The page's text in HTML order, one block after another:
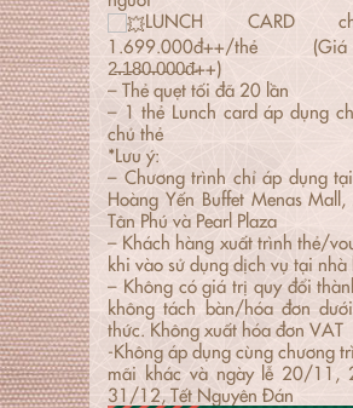
LUNCH CARD
1.699.000đ++/thẻ
2̵.̵1̵8̵0̵.̵0̵0̵0̵đ̵++)
– Thẻ quẹt tối đã 20 lần
– 1 thẻ Lunch card áp dụng
chủ thẻ
*Lưu ý:
– Chương trình chỉ áp dụng
Hoàng Yến Buffet Menas
Tân Phú và Pearl Plaza
– Khách hàng xuất trình thẻ/
khi vào sử dụng dịch vụ tại nhà
– Không có giá trị quy đổi
không tách bàn/hóa đơn
thức. Không xuất hóa đơn VAT
-Không áp dụng cùng chương
mãi khác và ngày lễ 20/11,
31/12, Tết Nguyên Đán